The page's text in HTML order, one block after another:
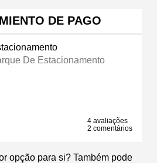
DE PAGO
De Estacionamento
4 avaliações
2 comentários
opção para si? Também pode